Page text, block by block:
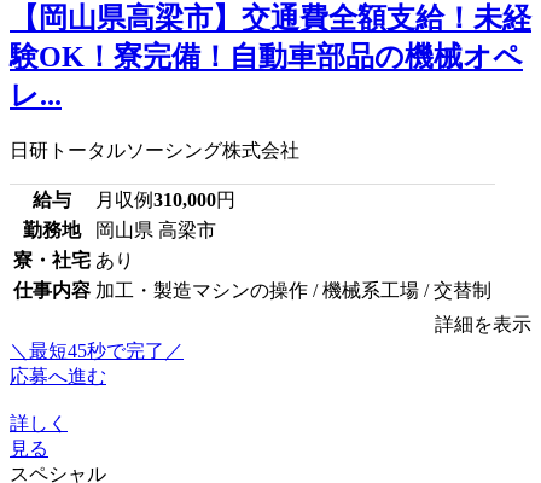
【岡山県高梁市】交通費全額支給！未経
験OK！寮完備！自動車部品の機械オペ
レ...
日研トータルソーシング株式会社
給与 月収例310,000円
勤務地
岡山県 高梁市
寮・社宅 あり
仕事内容 加工・製造マシンの操作 / 機械系工場 / 交替制
詳細を表示
＼最短45秒で完了／
応募へ進む
詳しく
見る
スペシャル